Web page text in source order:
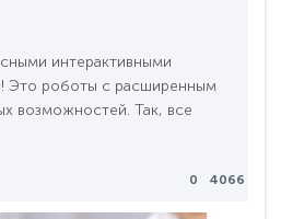
интерактивными
Это роботы с расширенным
возможностей. Так, все
стрелами или даже
0
4066